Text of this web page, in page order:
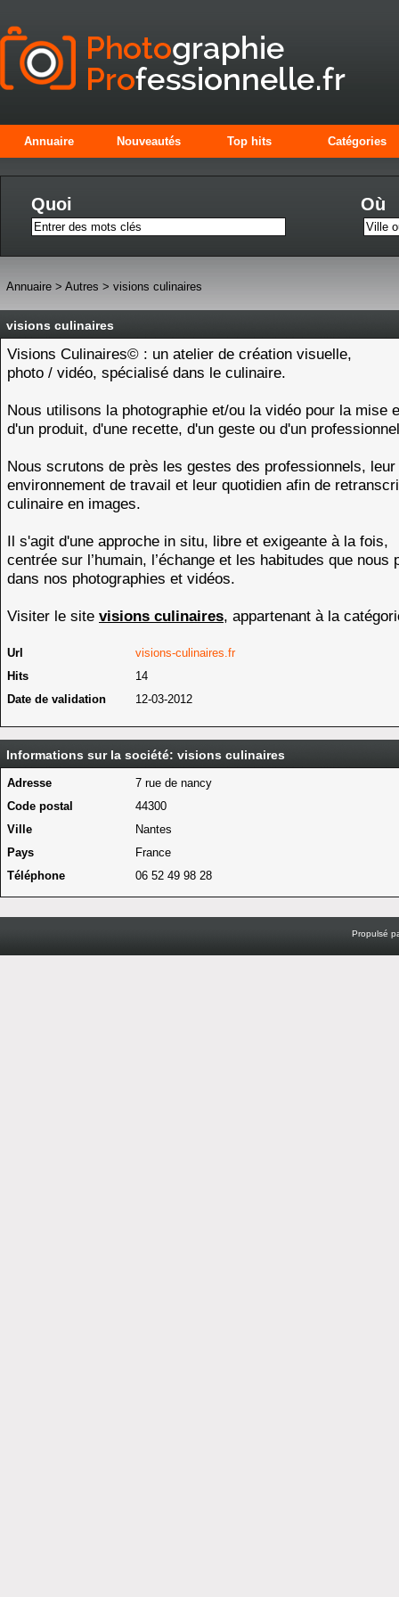
Annuaire Nouveautés Top hits Catégories
Quoi Où
Annuaire > Autres > visions culinaires
visions culinaires
Visions Culinaires© : un atelier de création visuelle,
photo / vidéo, spécialisé dans le culinaire.
Nous utilisons la photographie et/ou la vidéo pour la mise
d'un produit, d'une recette, d'un geste ou d'un
Nous scrutons de près les gestes des professionnels, leur
environnement de travail et leur quotidien afin de
culinaire en images.
Il s'agit d'une approche in situ, libre et exigeante à la fois,
centrée sur l’humain, l’échange et les habitudes que nous
dans nos photographies et vidéos.
Visiter le site visions culinaires, appartenant à la
Url
visions-culinaires.fr
Hits
14
Date de validation
12-03-2012
Informations sur la société: visions culinaires
Adresse
7 rue de nancy
Code postal
44300
Ville
Nantes
Pays
France
Téléphone
06 52 49 98 28
Propulsé